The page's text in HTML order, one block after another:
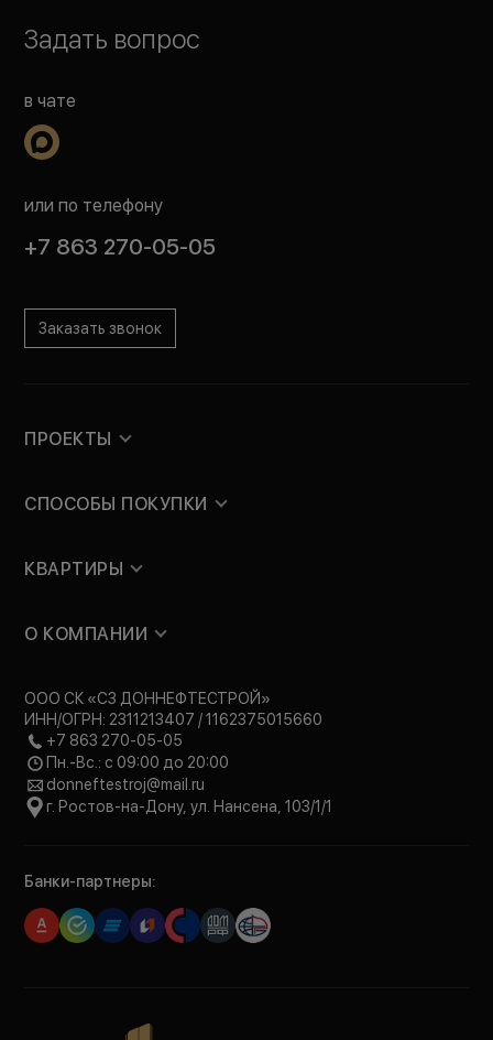
Задать вопрос
в чате
или по телефону
+7 863 270-05-05
Заказать звонок
ПРОЕКТЫ
СПОСОБЫ ПОКУПКИ
КВАРТИРЫ
О КОМПАНИИ
ООО СК «СЗ ДОННЕФТЕСТРОЙ»
ИНН/ОГРН: 2311213407 / 1162375015660
+7 863 270-05-05
Пн.-Вс.: с 09:00 до 20:00
donneftestroj@mail.ru
г. Ростов-на-Дону, ул. Нансена, 103/1/1
Банки-партнеры: